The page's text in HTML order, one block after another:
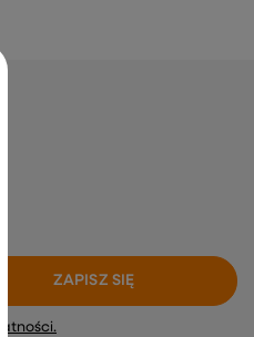
ZAPISZ SIĘ